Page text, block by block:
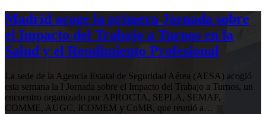
Madrid acoge la primera Jornada sobre
el Impacto del Trabajo a Turnos en la
Salud y el Rendimiento Profesional
La sede de la Agencia Estatal de Seguridad Aérea (AESA) acogió
esta semana la I Jornada sobre el Impacto del Trabajo a Turnos, un
encuentro organizado por APROCTA, SEPLA, SEMAF,
COMME, AUGC, ICOMEM y CoMB, que reunió a…